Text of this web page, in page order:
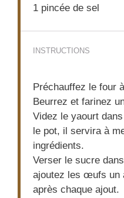
1 pincée de sel
INSTRUCTIONS
Préchauffez le four
Beurrez et farinez
Videz le yaourt
le pot, il servira à
ingrédients.
Verser le sucre
ajoutez les œufs un
après chaque ajout.